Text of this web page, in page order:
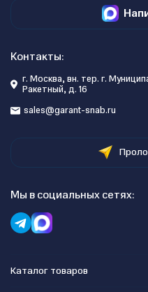
Контакты:
г. Москва, вн. тер. г.
Ракетный, д. 16
sales@garant-snab.ru
Мы в социальных сетях:
Каталог товаров